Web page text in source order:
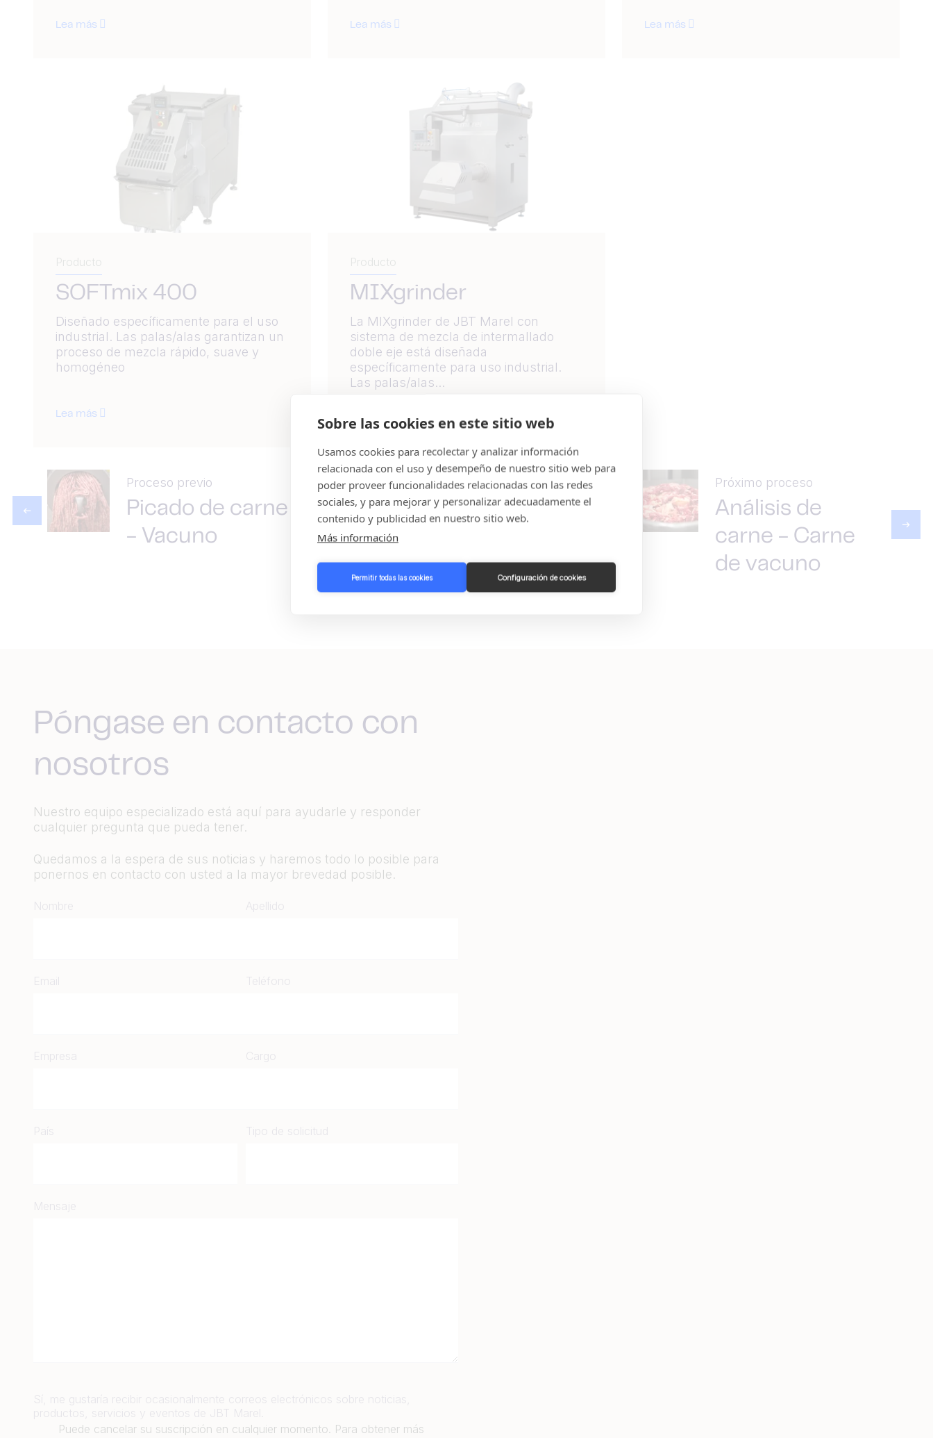
Sobre las cookies en este sitio web
Usamos cookies para recolectar y analizar información
relacionada con el uso y desempeño de nuestro sitio web para
poder proveer funcionalidades relacionadas con las redes
sociales, y para mejorar y personalizar adecuadamente el
contenido y publicidad en nuestro sitio web.
Más información
Permitir todas las cookies Configuración de cookies
Lea más Lea más Lea más
Producto
SOFTmix 400
Diseñado específicamente para el uso
industrial. Las palas/alas garantizan un
proceso de mezcla rápido, suave y
homogéneo
Lea más
Producto
MIXgrinder
La MIXgrinder de JBT Marel con
sistema de mezcla de intermallado
doble eje está diseñada
específicamente para uso industrial.
Las palas/alas...
Proceso previo
Picado de carne
- Vacuno
Próximo proceso
Análisis de
carne - Carne
de vacuno
Póngase en contacto con
nosotros
Nuestro equipo especializado está aquí para ayudarle y responder
cualquier pregunta que pueda tener.
Quedamos a la espera de sus noticias y haremos todo lo posible para
ponernos en contacto con usted a la mayor brevedad posible.
Puede cancelar su suscripción en cualquier momento. Para obtener más